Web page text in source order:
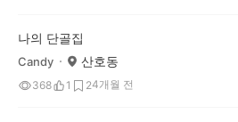
나의 단골집
Candy 산호동
368 1 24개월 전